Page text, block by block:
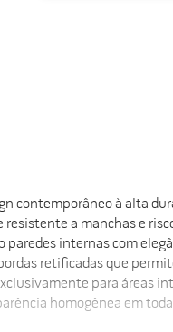
contemporâneo à alta
a manchas e
internas com
retificadas que
para áreas
homogênea em